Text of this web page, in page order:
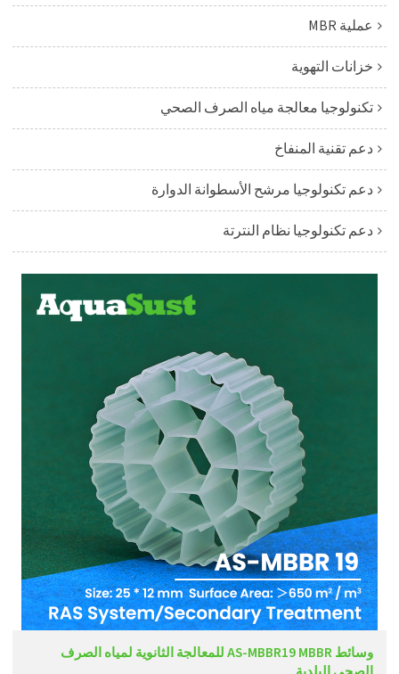
عملية MBR
خزانات التهوية
تكنولوجيا معالجة مياه الصرف الصحي
دعم تقنية المنفاخ
دعم تكنولوجيا مرشح الأسطوانة الدوارة
دعم تكنولوجيا نظام النترتة
وسائط AS-MBBR19 MBBR للمعالجة الثانوية لمياه الصرف